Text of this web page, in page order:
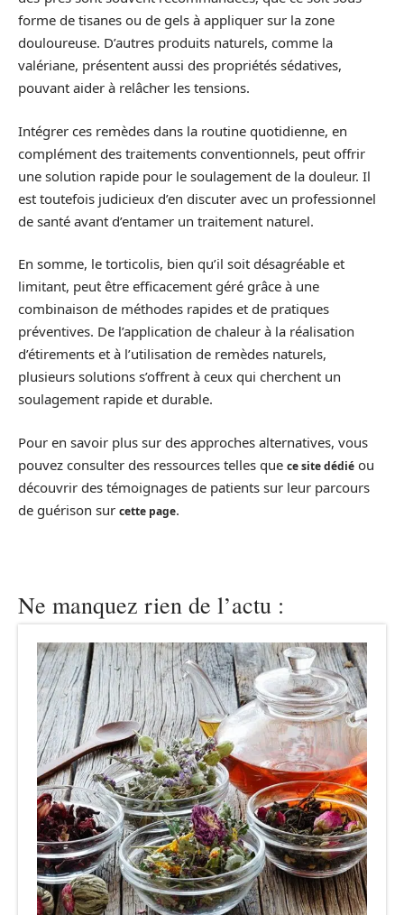
forme de tisanes ou de gels à appliquer sur la zone
douloureuse. D’autres produits naturels, comme la
valériane, présentent aussi des propriétés sédatives,
pouvant aider à relâcher les tensions.
Intégrer ces remèdes dans la routine quotidienne, en
complément des traitements conventionnels, peut offrir
une solution rapide pour le soulagement de la douleur. Il
est toutefois judicieux d’en discuter avec un professionnel
de santé avant d’entamer un traitement naturel.
En somme, le torticolis, bien qu’il soit désagréable et
limitant, peut être efficacement géré grâce à une
combinaison de méthodes rapides et de pratiques
préventives. De l’application de chaleur à la réalisation
d’étirements et à l’utilisation de remèdes naturels,
plusieurs solutions s’offrent à ceux qui cherchent un
soulagement rapide et durable.
Pour en savoir plus sur des approches alternatives, vous
pouvez consulter des ressources telles que ce site dédié ou
découvrir des témoignages de patients sur leur parcours
de guérison sur cette page.
Ne manquez rien de l’actu :